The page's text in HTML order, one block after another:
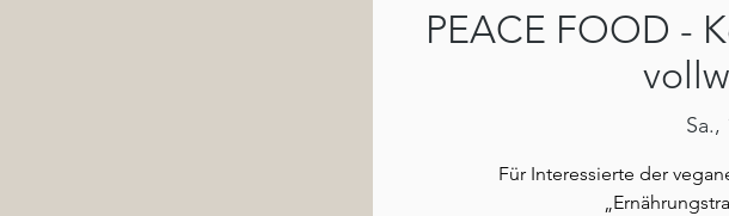
PEACE FOOD -
Sa.,
Für Interessierte der